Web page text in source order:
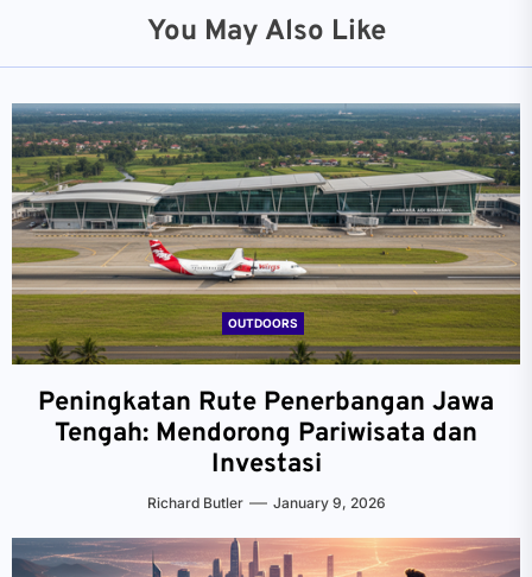
You May Also Like
OUTDOORS
Peningkatan Rute Penerbangan Jawa
Tengah: Mendorong Pariwisata dan
Investasi
Richard Butler January 9, 2026